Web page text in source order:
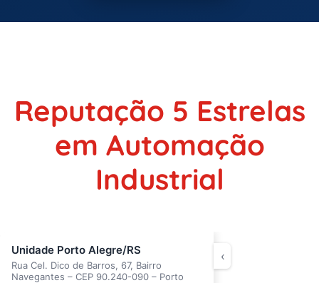
Reputação 5 Estrelas
em Automação
Industrial
Unidade Porto Alegre/RS
Rua Cel. Dico de Barros, 67, Bairro
Navegantes – CEP 90.240-090 – Porto
‹